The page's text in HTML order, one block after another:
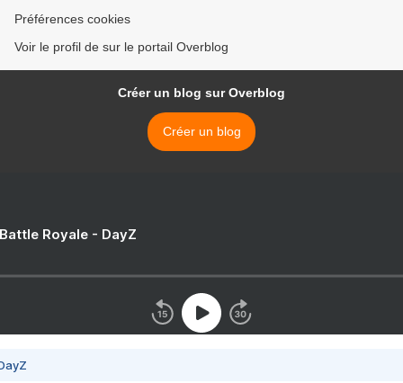
Préférences cookies
Voir le profil de sur le portail Overblog
Créer un blog sur Overblog
Créer un blog
Royale - DayZ